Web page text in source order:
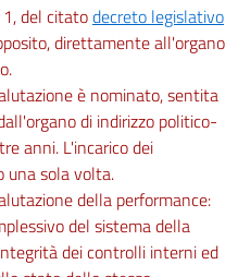
del citatodecreto legislativo
direttamente all'organo
è nominato, sentita
di indirizzo politico-
anni. L'incarico dei
una sola volta.
della performance:
del sistema della
dei controlli interni ed